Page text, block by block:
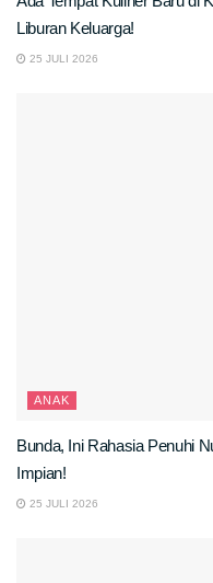
Liburan Keluarga!
25 JULI 2026
ANAK
Bunda, Ini Rahasia Penuhi
Impian!
25 JULI 2026